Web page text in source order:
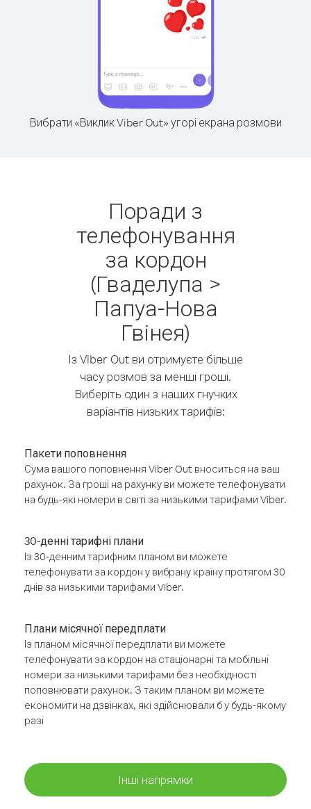
Вибрати «Виклик Viber Out» угорі екрана розмови
Поради з
телефонування
за кордон
(Гваделупа >
Папуа-Нова
Гвінея)
Із Viber Out ви отримуєте більше
часу розмов за менші гроші.
Виберіть один з наших гнучких
варіантів низьких тарифів:
Пакети поповнення
Сума вашого поповнення Viber Out вноситься на ваш
рахунок. За гроші на рахунку ви можете телефонувати
на будь-які номери в світі за низькими тарифами Viber.
30-денні тарифні плани
Із 30-денним тарифним планом ви можете
телефонувати за кордон у вибрану країну протягом 30
днів за низькими тарифами Viber.
Плани місячної передплати
Із планом місячної передплати ви можете
телефонувати за кордон на стаціонарні та мобільні
номери за низькими тарифами без необхідності
поповнювати рахунок. З таким планом ви можете
економити на дзвінках, які здійснювали б у будь-якому
разі
Інші напрямки